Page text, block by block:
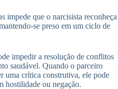
impede que o narcisista reconheça
se preso em um ciclo de
impedir a resolução de conflitos
saudável. Quando o parceiro
uma crítica construtiva, ele pode
hostilidade ou negação.